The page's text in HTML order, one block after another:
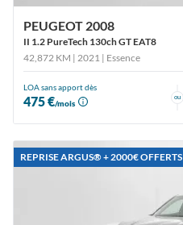
PEUGEOT 2008
II 1.2 PureTech 130ch GT EAT8
42,872 KM | 2021 | Essence
LOA sans apport dès
475 €/mois
ou
REPRISE ARGUS®️ + 2000€ OFFERTS